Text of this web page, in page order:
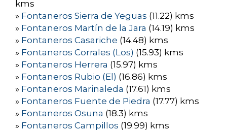
kms
» Fontaneros Sierra de Yeguas (11.22) kms
» Fontaneros Martín de la Jara (14.19) kms
» Fontaneros Casariche (14.48) kms
» Fontaneros Corrales (Los) (15.93) kms
» Fontaneros Herrera (15.97) kms
» Fontaneros Rubio (El) (16.86) kms
» Fontaneros Marinaleda (17.61) kms
» Fontaneros Fuente de Piedra (17.77) kms
» Fontaneros Osuna (18.3) kms
» Fontaneros Campillos (19.99) kms